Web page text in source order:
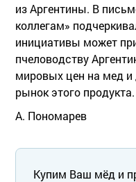
из Аргентины. В
коллегам»
инициативы может
пчеловодству
мировых цен на мед и
рынок этого продукта.
А. Пономарев
Купим Ваш мёд и